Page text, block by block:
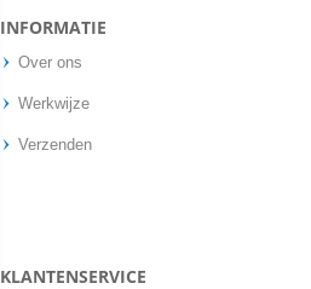
INFORMATIE
Over ons
Werkwijze
Verzenden
KLANTENSERVICE